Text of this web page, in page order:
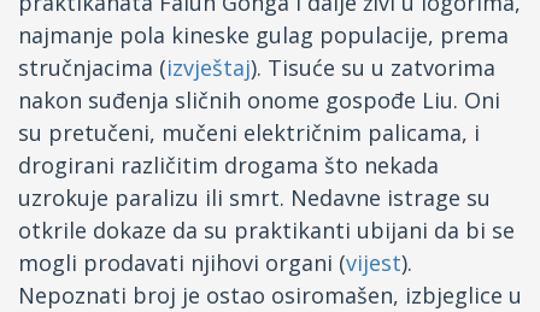
najmanje pola kineske gulag populacije, prema
stručnjacima (izvještaj). Tisuće su u zatvorima
nakon suđenja sličnih onome gospođe Liu. Oni
su pretučeni, mučeni električnim palicama, i
drogirani različitim drogama što nekada
uzrokuje paralizu ili smrt. Nedavne istrage su
otkrile dokaze da su praktikanti ubijani da bi se
mogli prodavati njihovi organi (vijest).
Nepoznati broj je ostao osiromašen, izbjeglice u